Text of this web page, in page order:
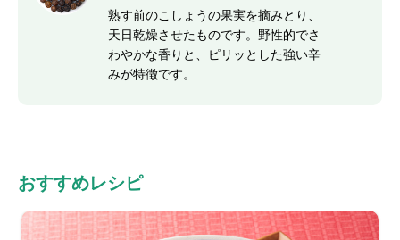
熟す前のこしょうの果実を摘みとり、
天日乾燥させたものです。野性的でさ
わやかな香りと、ピリッとした強い辛
みが特徴です。
おすすめレシピ